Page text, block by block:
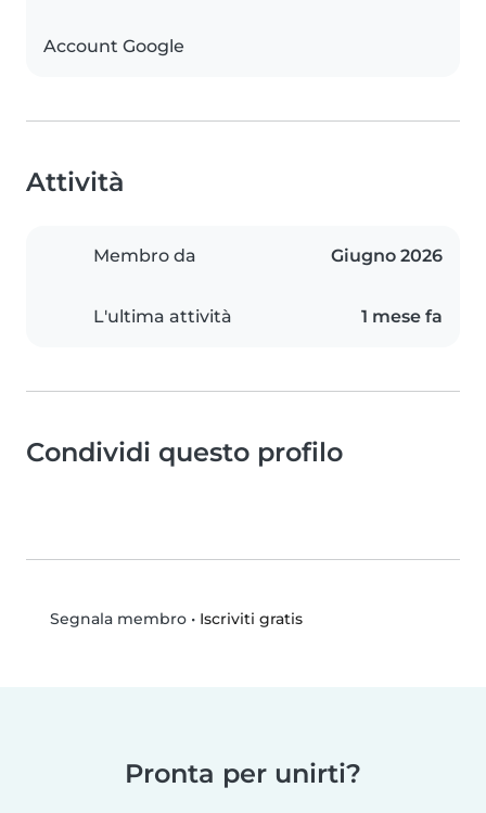
Account Google
Attività
Membro da Giugno 2026
L'ultima attività 1 mese fa
Condividi questo profilo
Segnala membro• Iscriviti gratis
Pronta per unirti?